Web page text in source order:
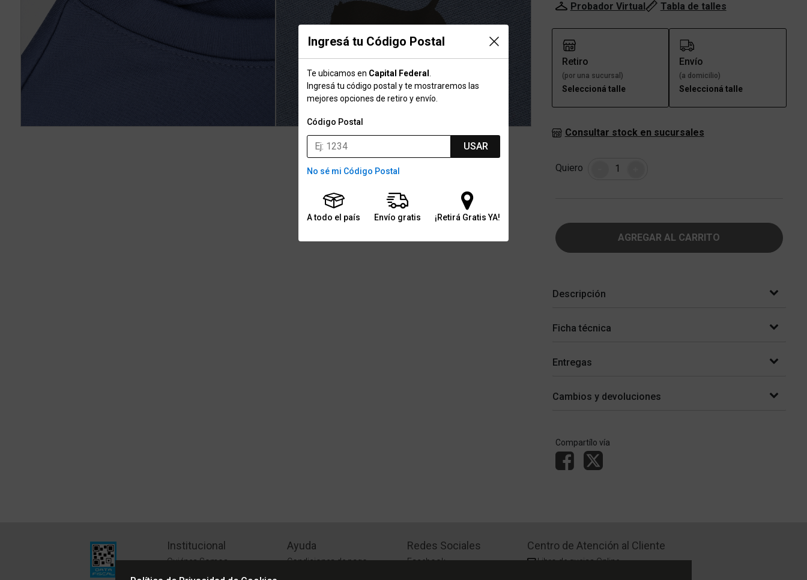
Ingresá tu Código Postal
Te ubicamos en Capital Federal
Ingresá tu código postal y te mostraremos las
mejores opciones de retiro y envío.
Código Postal
USAR
No sé mi Código Postal
A todo el país Envío gratis ¡Retirá Gratis YA!
Probador Virtual Tabla de talles
Retiro
(por una sucursal)
Seleccioná talle
Envío
(a domicilio)
Seleccioná talle
Consultar stock en sucursales
Quiero Cantidad
AGREGAR AL CARRITO
Descripción
Ficha técnica
Entregas
Cambios y devoluciones
Compartílo vía
Institucional
Quiénes Somos
Ayuda
Condiciones de pago
Redes Sociales
Facebook
Centro de Atención al Cliente
Libro de quejas Online